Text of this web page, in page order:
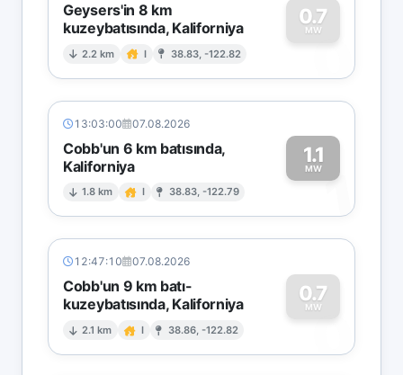
Geysers'in 8 km
kuzeybatısında, Kaliforniya
2.2 km I 38.83, -122.82
0.7
MW
0
13:03:00 07.08.2026
Cobb'un 6 km batısında,
Kaliforniya
1.8 km I 38.83, -122.79
1.1
MW1
12:47:10 07.08.2026
Cobb'un 9 km batı-
kuzeybatısında, Kaliforniya
2.1 km I 38.86, -122.82
0.7
MW
0